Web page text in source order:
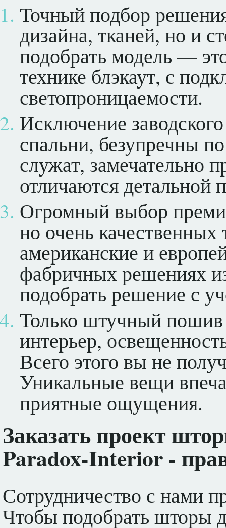
Точный подбор
дизайна, тканей, но и
подобрать модель —
технике блэкаут, с
светопроницаемости.
Исключение
спальни, безупречны
служат, замечательно
отличаются детальной
Огромный выбор
но очень
американские и
фабричных решениях
подобрать решение с
Только штучный
интерьер,
Всего этого вы не
Уникальные вещи
приятные ощущения.
Заказать проект
Paradox-Interior -
Сотрудничество с нами
Чтобы подобрать шторы